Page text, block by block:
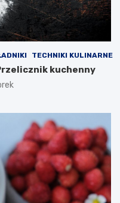
TECHNIKI KULINARNE
kuchenny